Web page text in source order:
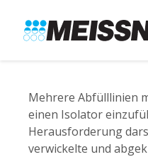
search
footer
Inhalt
springen
Mehrere Abfülllinien
einen Isolator
Herausforderung
verwickelte und